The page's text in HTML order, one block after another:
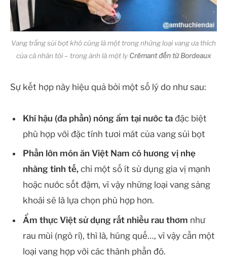
Vang trắng sủi bọt khô cũng là một trong những loại vang ưa thích
của cá nhân tôi – trong ảnh là một ly Crémant đến từ Bordeaux
Sự kết hợp này hiệu quả bởi một số lý do như sau:
Khí hậu (đa phần) nóng ẩm tại nước ta đặc biệt
phù hợp với đặc tính tươi mát của vang sủi bọt
Phần lớn món ăn Việt Nam có hương vị nhẹ
nhàng tinh tế, chỉ một số ít sử dụng gia vị mạnh
hoặc nước sốt đậm, vì vậy những loại vang sảng
khoái sẽ là lựa chọn phù hợp hơn.
Ẩm thực Việt sử dụng rất nhiều rau thơm như
rau mùi (ngò rí), thì là, húng quế…, vì vậy cần một
loại vang hợp với các thành phần đó.